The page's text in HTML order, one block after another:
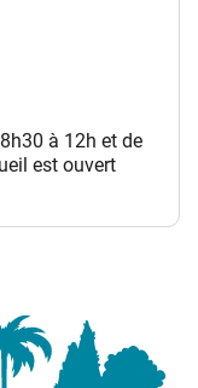
dans un
à 12h et de
est ouvert